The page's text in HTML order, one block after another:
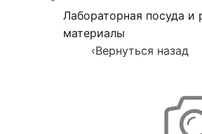
Лабораторная посуда и
материалы
‹Вернуться назад